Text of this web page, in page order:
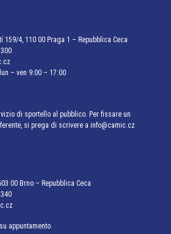
159/4, 110 00 Praga 1 – Repubblica Ceca
– ven 9:00 – 17:00
di sportello al pubblico. Per fissare un
si prega di scrivere a info@camic.cz
00 Brno – Repubblica Ceca
appuntamento